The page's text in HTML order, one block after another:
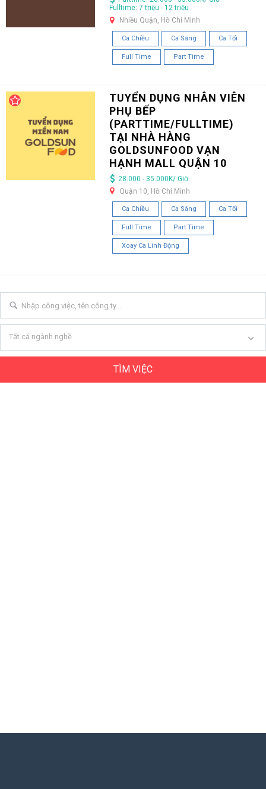
Fulltime: 7 triệu - 12 triệu
Nhiều Quận, Hồ Chí Minh
Ca Chiều Ca Sáng Ca Tối
Full Time Part Time
TUYỂN DỤNG NHÂN VIÊN
PHỤ BẾP
(PARTTIME/FULLTIME)
TẠI NHÀ HÀNG
GOLDSUNFOOD VẠN
HẠNH MALL QUẬN 10
28.000 - 35.000K/ Giờ
Quận 10, Hồ Chí Minh
Ca Chiều Ca Sáng Ca Tối
Full Time Part Time
Xoay Ca Linh Động
Tất cả ngành nghề